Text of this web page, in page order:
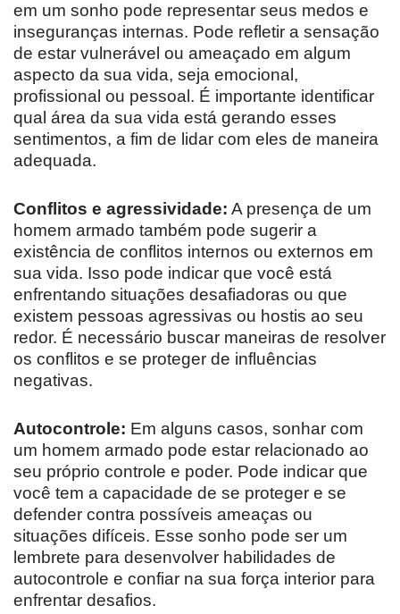
em um sonho pode representar seus medos e
inseguranças internas. Pode refletir a sensação
de estar vulnerável ou ameaçado em algum
aspecto da sua vida, seja emocional,
profissional ou pessoal. É importante identificar
qual área da sua vida está gerando esses
sentimentos, a fim de lidar com eles de maneira
adequada.
Conflitos e agressividade: A presença de um
homem armado também pode sugerir a
existência de conflitos internos ou externos em
sua vida. Isso pode indicar que você está
enfrentando situações desafiadoras ou que
existem pessoas agressivas ou hostis ao seu
redor. É necessário buscar maneiras de resolver
os conflitos e se proteger de influências
negativas.
Autocontrole: Em alguns casos, sonhar com
um homem armado pode estar relacionado ao
seu próprio controle e poder. Pode indicar que
você tem a capacidade de se proteger e se
defender contra possíveis ameaças ou
situações difíceis. Esse sonho pode ser um
lembrete para desenvolver habilidades de
autocontrole e confiar na sua força interior para
enfrentar desafios.